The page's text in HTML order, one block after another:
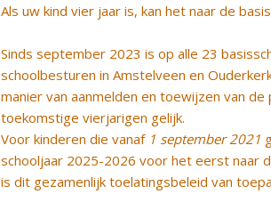
Als uw kind vier jaar is, kan het naar de
Sinds september 2023 is op alle 23
schoolbesturen in Amstelveen en
manier van aanmelden en toewijzen van de
toekomstige vierjarigen gelijk.
Voor kinderen die vanaf 1 september 2021
schooljaar 2025-2026 voor het eerst naar
is dit gezamenlijk toelatingsbeleid van